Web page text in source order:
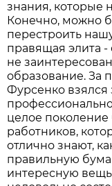
знания, которые
Конечно, можно
перестроить
правящая элита -
не
образование. За
Фурсенко взялся
целое
работников,
отлично знают,
правильную
интересную